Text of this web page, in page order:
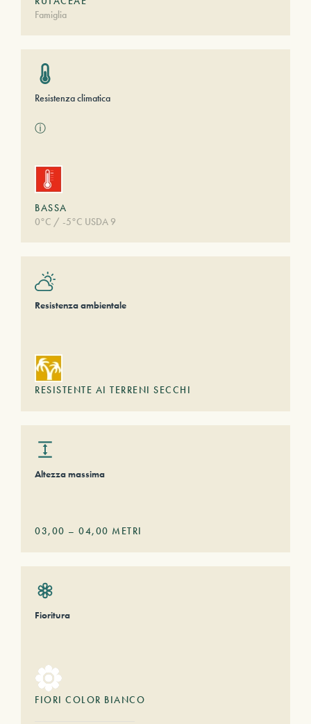
Famiglia
Resistenza climatica
ⓘ
BASSA
0°C / -5°C USDA 9
Resistenza ambientale
RESISTENTE AI TERRENI SECCHI
Altezza massima
03,00 – 04,00 METRI
Fioritura
FIORI COLOR BIANCO